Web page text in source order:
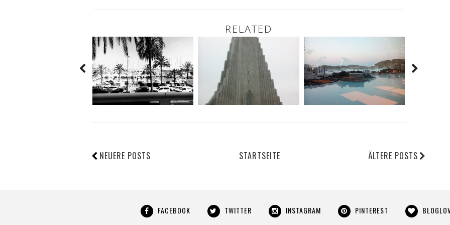
RELATED
NEUERE POSTS ÄLTERE POSTS
STARTSEITE
FACEBOOK TWITTER INSTAGRAM PINTEREST